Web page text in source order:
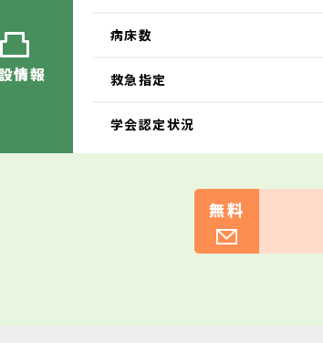
情報
病床数
救急指定
学会認定状況
無料